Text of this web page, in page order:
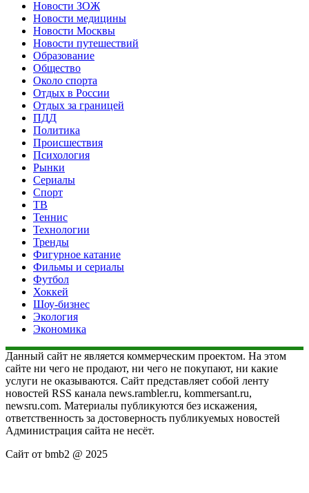
Новости ЗОЖ
Новости медицины
Новости Москвы
Новости путешествий
Образование
Общество
Около спорта
Отдых в России
Отдых за границей
ПДД
Политика
Происшествия
Психология
Рынки
Сериалы
Спорт
ТВ
Теннис
Технологии
Тренды
Фигурное катание
Фильмы и сериалы
Футбол
Хоккей
Шоу-бизнес
Экология
Экономика
Данный сайт не является коммерческим проектом. На этом
сайте ни чего не продают, ни чего не покупают, ни какие
услуги не оказываются. Сайт представляет собой ленту
новостей RSS канала news.rambler.ru, kommersant.ru,
newsru.com. Материалы публикуются без искажения,
ответственность за достоверность публикуемых новостей
Администрация сайта не несёт.
Сайт от bmb2 @ 2025